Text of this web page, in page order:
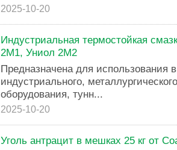
2025-10-20
Индустриальная термостойкая
2М1, Униол 2М2
Предназначена для использования
индустриального,
оборудования, тунн...
2025-10-20
Уголь антрацит в мешках 25 кг от